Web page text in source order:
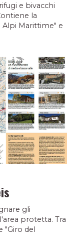
e bivacchi
la
Alpi Marittime" e
gli
protetta. Tra
"Giro del